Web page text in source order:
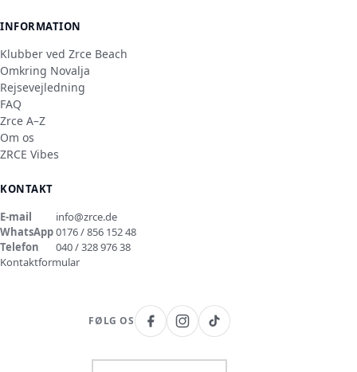
INFORMATION
Klubber ved Zrce Beach
Omkring Novalja
Rejsevejledning
FAQ
Zrce A–Z
Om os
ZRCE Vibes
KONTAKT
E-mail
info@zrce.de
WhatsApp0176 / 856 152 48
Telefon
040 / 328 976 38
Kontaktformular
FØLG OS